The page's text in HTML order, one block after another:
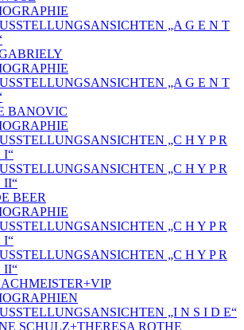
„A G E N T
„A G E N T
BANOVIC
„C H Y P R
„C H Y P R
BEER
„C H Y P R
„C H Y P R
„I N S I D E“
SCHULZ+THERESA ROTHE